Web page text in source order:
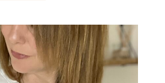
variations.
Les
options
peuvent